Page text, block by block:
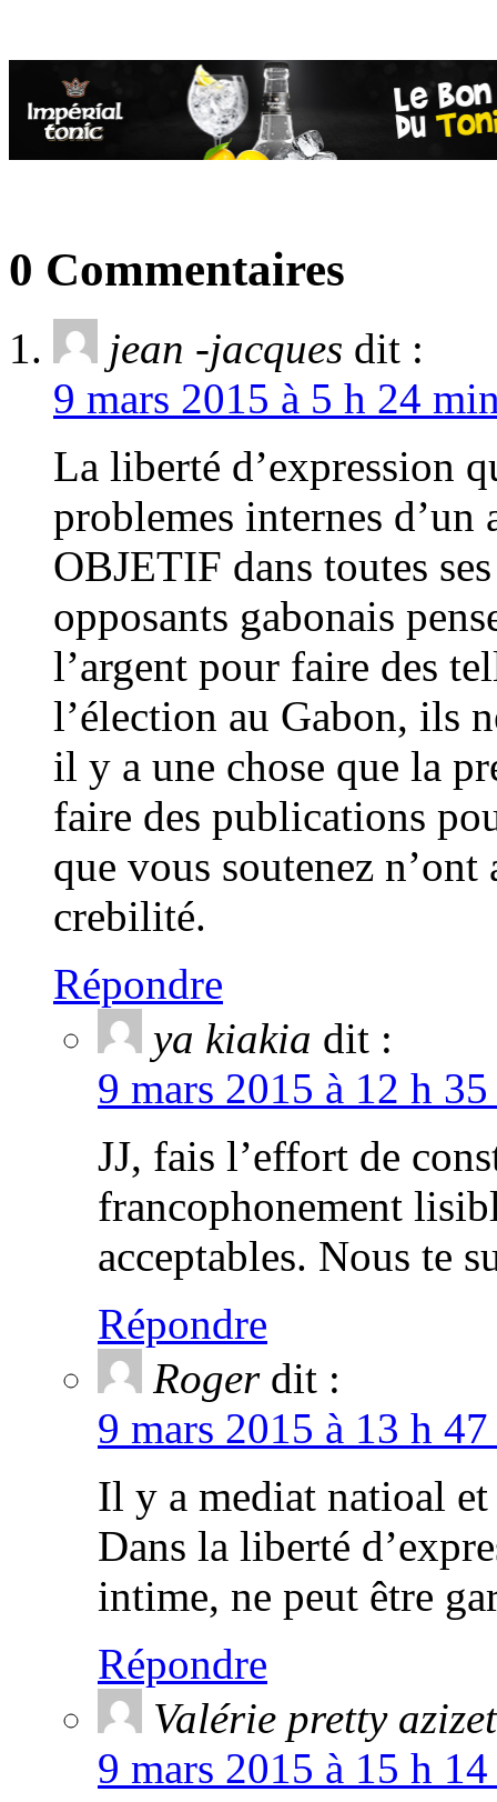
0 Commentaires
jean -jacques dit :
9 mars 2015 à 5 h 24
La liberté d’expression
problemes internes d’un
OBJETIF dans toutes
opposants gabonais
l’argent pour faire des
l’élection au Gabon, ils
il y a une chose que la
faire des publications
que vous soutenez
crebilité.
Répondre
ya kiakia dit :
9 mars 2015 à 12 h
JJ, fais l’effort de
francophonement
acceptables. Nous te
Répondre
Roger dit :
9 mars 2015 à 13 h
Il y a mediat natioal
Dans la liberté
intime, ne peut être
Répondre
Valérie pretty azizet
9 mars 2015 à 15 h